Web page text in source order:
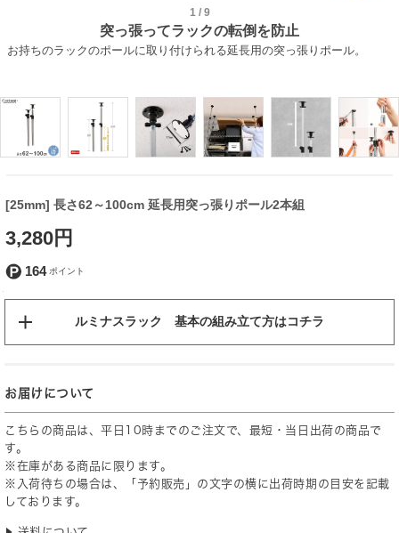
1/ 9
突っ張ってラックの転倒を防止
お持ちのラックのポールに取り付けられる延長用の突っ張りポール。
[25mm] 長さ62～100cm 延長用突っ張りポール2本組
3,280円
164
ルミナスラック 基本の組み立て方はコチラ